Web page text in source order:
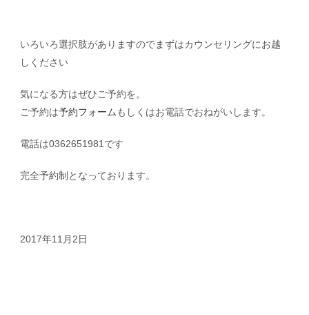
いろいろ選択肢がありますのでまずはカウンセリングにお越
しください
気になる方はぜひご予約を。
ご予約は予約フォーム もしくはお電話でおねがいします。
電話は0362651981です
完全予約制となっております。
2017年11月2日